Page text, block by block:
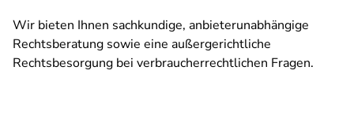
Wir bieten Ihnen sachkundige, anbieterunabhängige
Rechtsberatung sowie eine außergerichtliche
Rechtsbesorgung bei verbraucherrechtlichen Fragen.